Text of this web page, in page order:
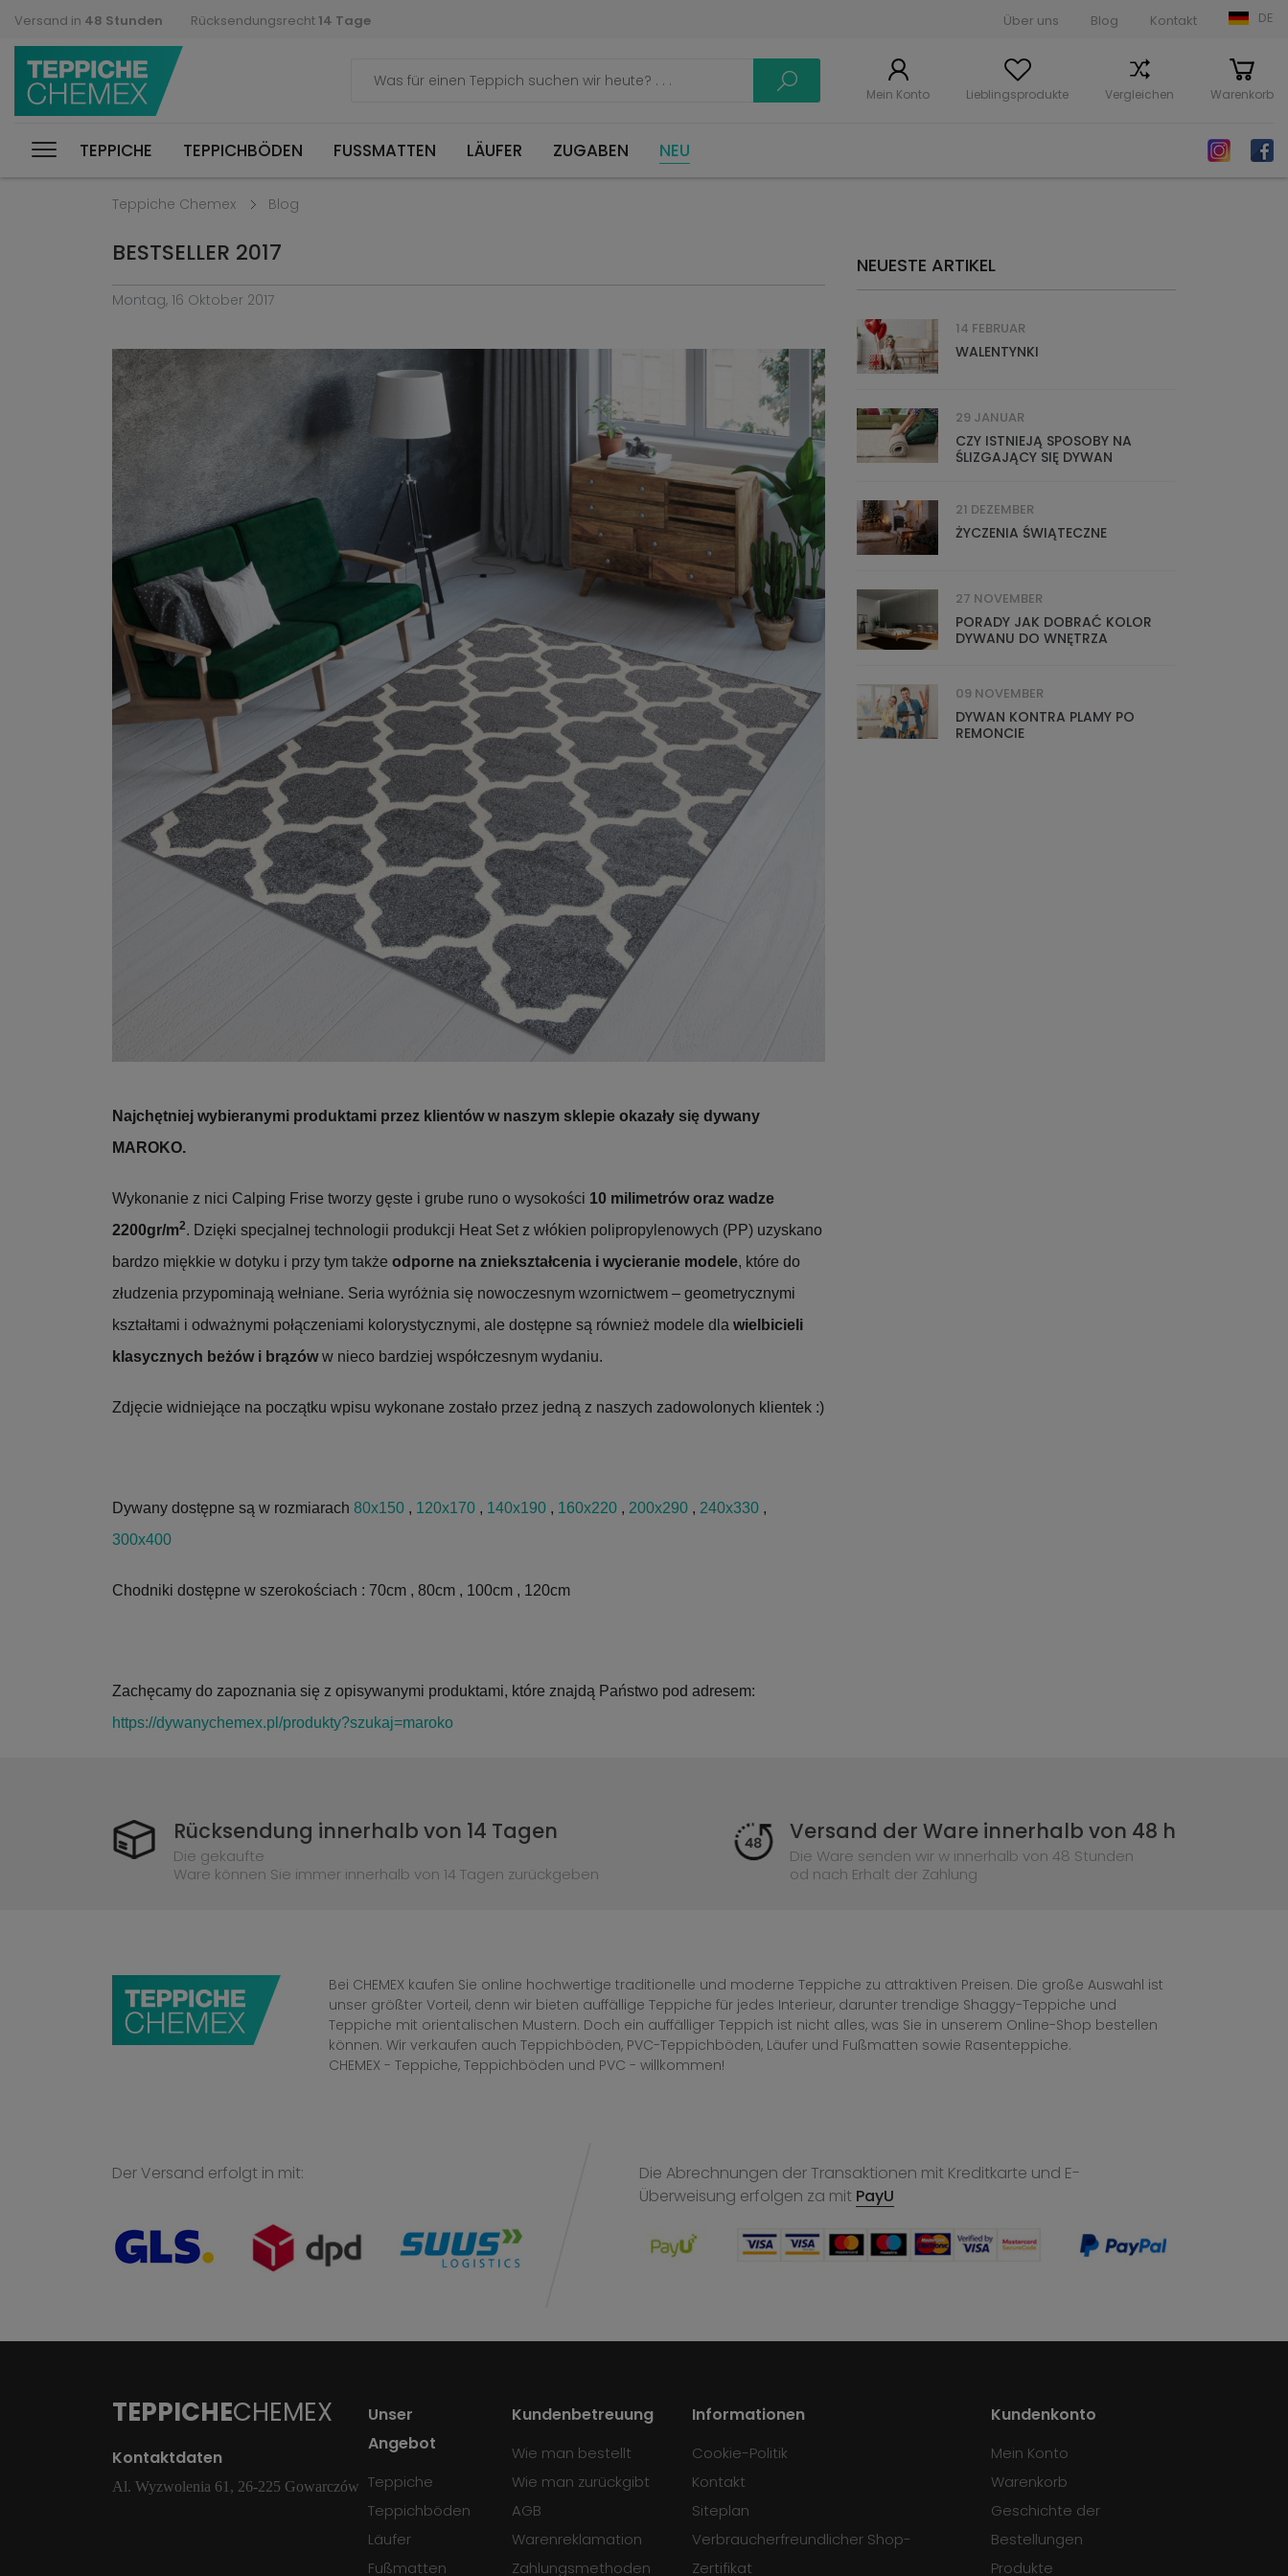
Versand in 48 Stunden Rücksendungsrecht 14 Tage Über uns Blog Kontakt DE
Mein Konto Lieblingsprodukte Vergleichen Warenkorb
TEPPICHE TEPPICHBÖDEN FUSSMATTEN LÄUFER ZUGABEN NEU
Teppiche Chemex Blog
BESTSELLER 2017
Montag, 16 Oktober 2017
Najchętniej wybieranymi produktami przez klientów w naszym sklepie okazały się dywany
MAROKO.
Wykonanie z nici Calping Frise tworzy gęste i grube runo o wysokości 10 milimetrów oraz wadze
2200gr/m2. Dzięki specjalnej technologii produkcji Heat Set z włókien polipropylenowych (PP) uzyskano
bardzo miękkie w dotyku i przy tym także odporne na zniekształcenia i wycieranie modele, które do
złudzenia przypominają wełniane. Seria wyróżnia się nowoczesnym wzornictwem – geometrycznymi
kształtami i odważnymi połączeniami kolorystycznymi, ale dostępne są również modele dla wielbicieli
klasycznych beżów i brązóww nieco bardziej współczesnym wydaniu.
Zdjęcie widniejące na początku wpisu wykonane zostało przez jedną z naszych zadowolonych klientek :)
Dywany dostępne są w rozmiarach 80x150 , 120x170 , 140x190 , 160x220 , 200x290 , 240x330 ,
300x400
Chodniki dostępne w szerokościach : 70cm , 80cm , 100cm , 120cm
Zachęcamy do zapoznania się z opisywanymi produktami, które znajdą Państwo pod adresem:
https://dywanychemex.pl/produkty?szukaj=maroko
NEUESTE ARTIKEL
14 FEBRUAR
WALENTYNKI
29 JANUAR
CZY ISTNIEJĄ SPOSOBY NA
ŚLIZGAJĄCY SIĘ DYWAN
21 DEZEMBER
ŻYCZENIA ŚWIĄTECZNE
27 NOVEMBER
PORADY JAK DOBRAĆ KOLOR
DYWANU DO WNĘTRZA
09 NOVEMBER
DYWAN KONTRA PLAMY PO
REMONCIE
Rücksendung innerhalb von 14 Tagen
Die gekaufte
Ware können Sie immer innerhalb von 14 Tagen zurückgeben
Versand der Ware innerhalb von 48 h
Die Ware senden wir w innerhalb von 48 Stunden
od nach Erhalt der Zahlung
Bei CHEMEX kaufen Sie online hochwertige traditionelle und moderne Teppiche zu attraktiven Preisen. Die große Auswahl ist
unser größter Vorteil, denn wir bieten auffällige Teppiche für jedes Interieur, darunter trendige Shaggy-Teppiche und
Teppiche mit orientalischen Mustern. Doch ein auffälliger Teppich ist nicht alles, was Sie in unserem Online-Shop bestellen
können. Wir verkaufen auch Teppichböden, PVC-Teppichböden, Läufer und Fußmatten sowie Rasenteppiche.
CHEMEX - Teppiche, Teppichböden und PVC - willkommen!
Der Versand erfolgt in mit:
Die Abrechnungen der Transaktionen mit Kreditkarte und E-
Überweisung erfolgen za mit PayU
TEPPICHECHEMEX
Kontaktdaten
Al. Wyzwolenia 61, 26-225 Gowarczów
Unser
Angebot
Teppiche
Teppichböden
Läufer
Fußmatten
Kundenbetreuung
Wie man bestellt
Wie man zurückgibt
AGB
Warenreklamation
Zahlungsmethoden
Informationen
Cookie-Politik
Kontakt
Siteplan
Verbraucherfreundlicher Shop-
Zertifikat
Kundenkonto
Mein Konto
Warenkorb
Geschichte der
Bestellungen
Produkte